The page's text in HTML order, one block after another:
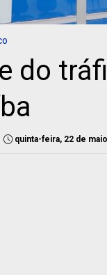
do
quinta-feira, 22 de